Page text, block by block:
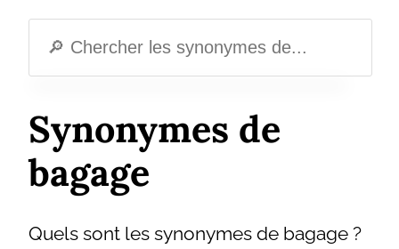
Synonymes de
bagage
Quels sont les synonymes de bagage ?